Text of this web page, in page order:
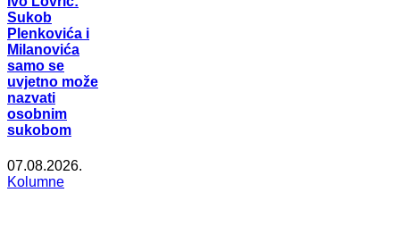
Sukob
Plenkovića i
Milanovića
samo se
uvjetno može
nazvati
osobnim
sukobom
07.08.2026.
Kolumne